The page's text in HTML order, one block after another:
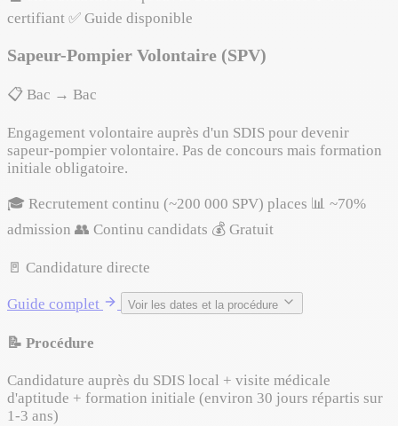
certifiant ✅ Guide disponible
Sapeur-Pompier Volontaire (SPV)
📋 Bac → Bac
Engagement volontaire auprès d'un SDIS pour devenir
sapeur-pompier volontaire. Pas de concours mais formation
initiale obligatoire.
🎓 Recrutement continu (~200 000 SPV) places 📊 ~70%
admission 👥 Continu candidats 💰 Gratuit
🚪 Candidature directe
Guide complet Voir les dates et la procédure
📝 Procédure
Candidature auprès du SDIS local + visite médicale
d'aptitude + formation initiale (environ 30 jours répartis sur
1-3 ans)